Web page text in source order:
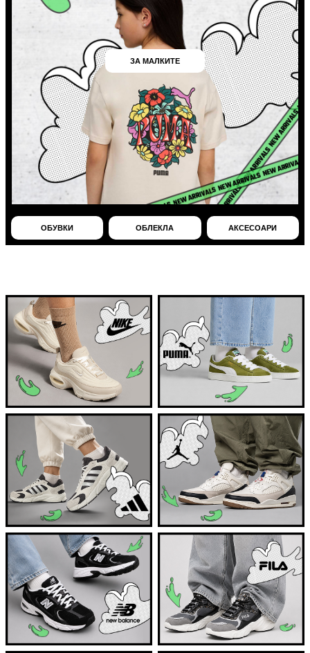
ЗА МАЛКИТЕ
ОБУВКИ ОБЛЕКЛА АКСЕСОАРИ